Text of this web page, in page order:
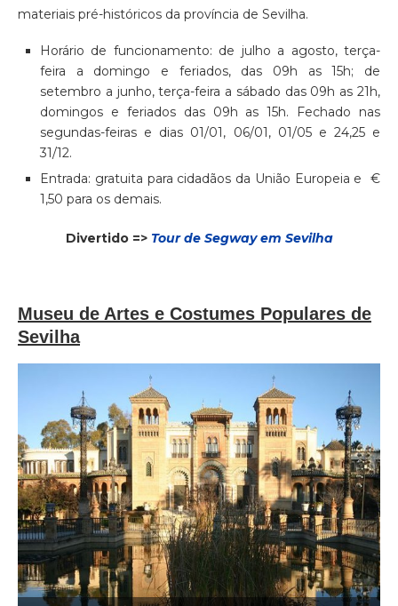
materiais pré-históricos da província de Sevilha.
Horário de funcionamento: de julho a agosto, terça-
feira a domingo e feriados, das 09h as 15h; de
setembro a junho, terça-feira a sábado das 09h as 21h,
domingos e feriados das 09h as 15h. Fechado nas
segundas-feiras e dias 01/01, 06/01, 01/05 e 24,25 e
31/12.
Entrada: gratuita para cidadãos da União Europeia e €
1,50 para os demais.
Divertido => Tour de Segway em Sevilha
Museu de Artes e Costumes Populares de
Sevilha